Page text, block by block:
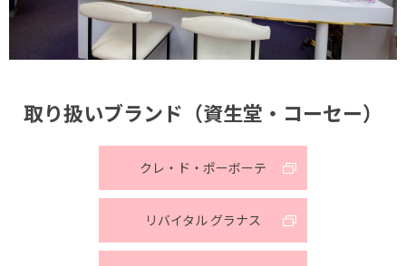
取り扱いブランド（資生堂・コーセー）
クレ・ド・ポーボーテ
リバイタル グラナス